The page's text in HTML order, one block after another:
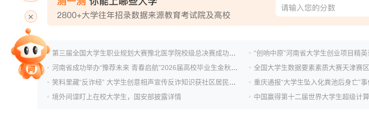
专家指导课
“创响中原”河南省大学生创业项目精
境外间谍盯上在校大学生，国安部披露详情
中国赢得第十二届世界大学生超级计